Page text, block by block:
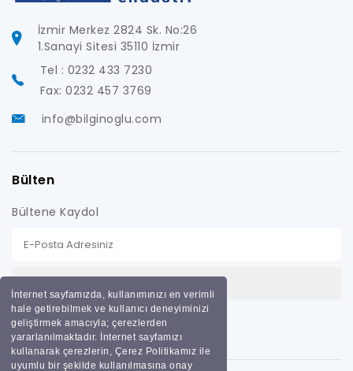
İnternet sayfamızda, kullanımınızı en verimli
hale getirebilmek ve kullanıcı deneyiminizi
geliştirmek amacıyla; çerezlerden
yararlanılmaktadır. İnternet sayfamızı
kullanarak çerezlerin, Çerez Politikamız ile
uyumlu bir şekilde kullanılmasına onay
İzmir Merkez 2824 Sk. No:26
1.Sanayi Sitesi 35110 İzmir
Tel : 0232 433 7230
Fax: 0232 457 3769
info@bilginoglu.com
Bülten
Bültene Kaydol